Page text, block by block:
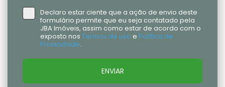
Declaro estar ciente que a ação de envio deste
formulário permite que eu seja contatado pela
JBA Imóveis, assim como estar de acordo com o
exposto nos Termos de uso e Política de
Privacidade.
ENVIAR